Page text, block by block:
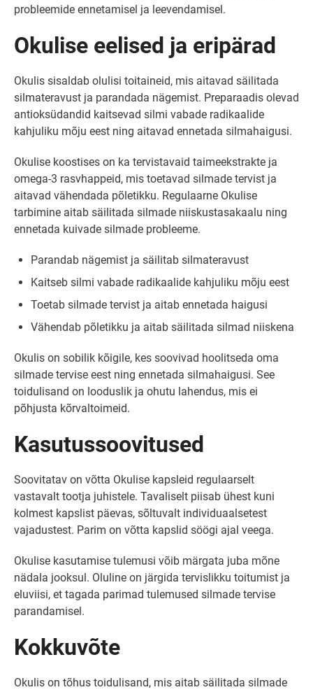
probleemide ennetamisel ja leevendamisel.
Okulise eelised ja eripärad
Okulis sisaldab olulisi toitaineid, mis aitavad säilitada
silmateravust ja parandada nägemist. Preparaadis olevad
antioksüdandid kaitsevad silmi vabade radikaalide
kahjuliku mõju eest ning aitavad ennetada silmahaigusi.
Okulise koostises on ka tervistavaid taimeekstrakte ja
omega-3 rasvhappeid, mis toetavad silmade tervist ja
aitavad vähendada põletikku. Regulaarne Okulise
tarbimine aitab säilitada silmade niiskustasakaalu ning
ennetada kuivade silmade probleeme.
Parandab nägemist ja säilitab silmateravust
Kaitseb silmi vabade radikaalide kahjuliku mõju eest
Toetab silmade tervist ja aitab ennetada haigusi
Vähendab põletikku ja aitab säilitada silmad niiskena
Okulis on sobilik kõigile, kes soovivad hoolitseda oma
silmade tervise eest ning ennetada silmahaigusi. See
toidulisand on looduslik ja ohutu lahendus, mis ei
põhjusta kõrvaltoimeid.
Kasutussoovitused
Soovitatav on võtta Okulise kapsleid regulaarselt
vastavalt tootja juhistele. Tavaliselt piisab ühest kuni
kolmest kapslist päevas, sõltuvalt individuaalsetest
vajadustest. Parim on võtta kapslid söögi ajal veega.
Okulise kasutamise tulemusi võib märgata juba mõne
nädala jooksul. Oluline on järgida tervislikku toitumist ja
eluviisi, et tagada parimad tulemused silmade tervise
parandamisel.
Kokkuvõte
Okulis on tõhus toidulisand, mis aitab säilitada silmade